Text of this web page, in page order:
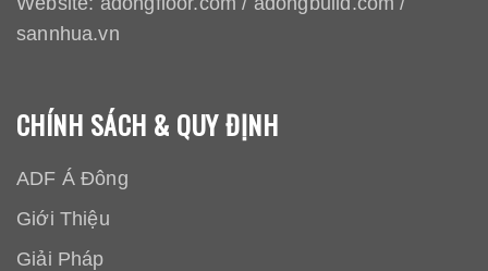
sannhua.vn
CHÍNH SÁCH & QUY ĐỊNH
ADF Á Đông
Giới Thiệu
Giải Pháp